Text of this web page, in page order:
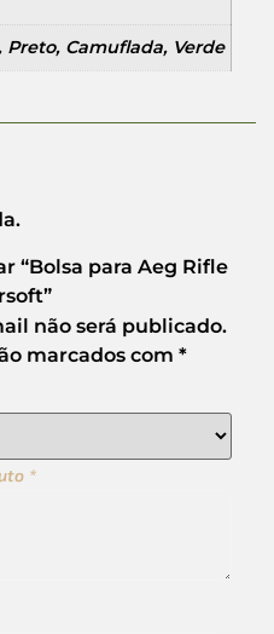
Preto, Camuflada, Verde
“Bolsa para Aeg Rifle
não será publicado.
marcados com *
*